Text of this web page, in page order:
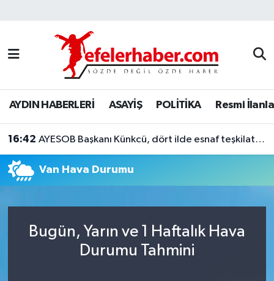
AYDIN HABERLERİ ASAYİŞ POLİTİKA Resmi
16:42 AYESOB Başkanı Künkcü, dört ilde esnaf teşkilatlarıyla buluştu
Van Hava Durumu
Bugün, Yarın ve 1 Haftalık Hava
Durumu Tahmini
Nöbetçi Eczaneler
Hava Durumu
Aydin Namaz Vakitleri
Trafik Durumu
Süper Lig Puan Durumu ve Fikstür
Son Dakika Haberleri